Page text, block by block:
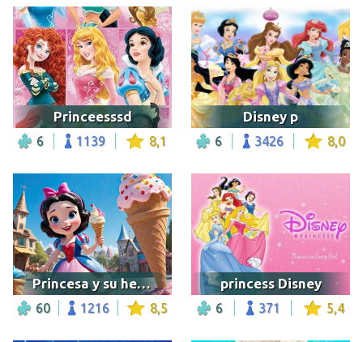
Princeesssd
6 1139 8,1
Disney p
6 3426 8,0
Princesa y su helado
60 1216 8,5
princess Disney
6 371 5,4